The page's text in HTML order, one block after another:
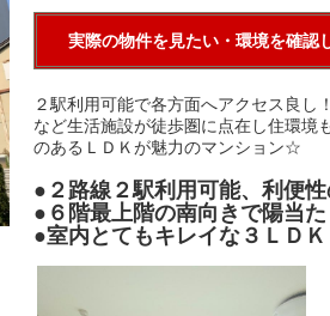
実際の物件を見たい・環境を確認
２駅利用可能で各方面へアクセス良し
など生活施設が徒歩圏に点在し住環境
のあるＬＤＫが魅力のマンション☆
●２路線２駅利用可能、利便
●６階最上階の南向きで陽当た
●室内とてもキレイな３ＬＤＫ